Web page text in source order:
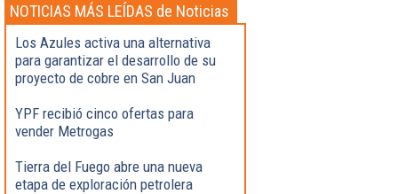
NOTICIAS MÁS LEÍDAS de Noticias
Destacadas
Los Azules activa una alternativa
para garantizar el desarrollo de su
proyecto de cobre en San Juan
YPF recibió cinco ofertas para
vender Metrogas
Tierra del Fuego abre una nueva
etapa de exploración petrolera